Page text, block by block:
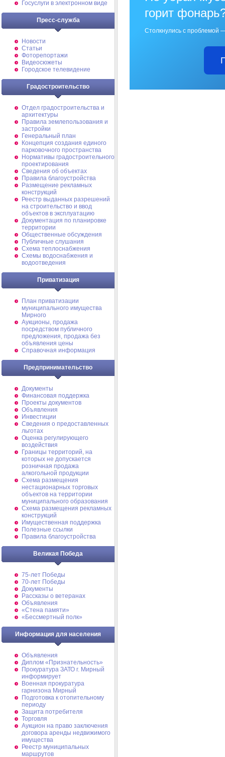
Госуслуги в электронном виде
Пресс-служба
Новости
Статьи
Фоторепортажи
Видеосюжеты
Городское телевидение
Градостроительство
Отдел градостроительства и
архитектуры
Правила землепользования и
застройки
Генеральный план
Концепция создания единого
парковочного пространства
Нормативы градостроительного
проектирования
Сведения об объектах
Правила благоустройства
Размещение рекламных
конструкций
Реестр выданных разрешений
на строительство и ввод
объектов в эксплуатацию
Документация по планировке
территории
Общественные обсуждения
Публичные слушания
Схема теплоснабжения
Схемы водоснабжения и
водоотведения
Приватизация
План приватизации
муниципального имущества
Мирного
Аукционы, продажа
посредством публичного
предложения, продажа без
объявления цены
Справочная информация
Предпринимательство
Документы
Финансовая поддержка
Проекты документов
Объявления
Инвестиции
Сведения о предоставленных
льготах
Оценка регулирующего
воздействия
Границы территорий, на
которых не допускается
розничная продажа
алкогольной продукции
Схема размещения
нестационарных торговых
объектов на территории
муниципального образования
Схема размещения рекламных
конструкций
Имущественная поддержка
Полезные ссылки
Правила благоустройства
Великая Победа
75-лет Победы
70-лет Победы
Документы
Рассказы о ветеранах
Объявления
«Стена памяти»
«Бессмертный полк»
Информация для населения
Объявления
Диплом «Признательность»
Прокуратура ЗАТО г. Мирный
информирует
Военная прокуратура
гарнизона Мирный
Подготовка к отопительному
периоду
Защита потребителя
Торговля
Аукцион на право заключения
договора аренды недвижимого
имущества
Реестр муниципальных
маршрутов
горит
Столкнулись с проблемой